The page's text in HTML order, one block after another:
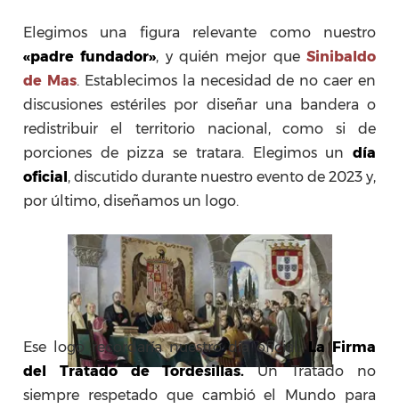
Elegimos una figura relevante como nuestro
«padre fundador», y quién mejor queSinibaldo
de Mas. Establecimos la necesidad de no caer en
discusiones estériles por diseñar una bandera o
redistribuir el territorio nacional, como si de
porciones de pizza se tratara. Elegimos un día
oficial , discutido durante nuestro evento de 2023 y,
por último, diseñamos un logo.
Ese logo recordaría nuestro día oficial:La Firma
del Tratado de Tordesillas.Un Tratado no
siempre respetado que cambió el Mundo para